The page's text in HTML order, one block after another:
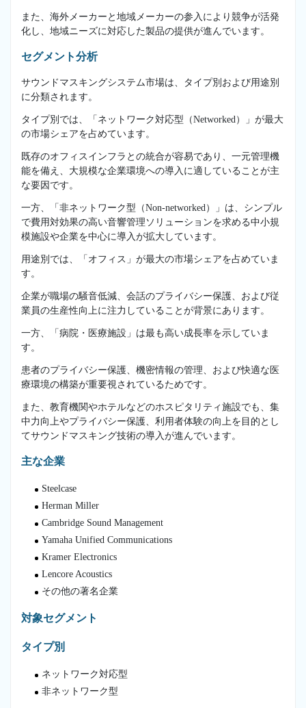
また、海外メーカーと地域メーカーの参入により競争が活発
化し、地域ニーズに対応した製品の提供が進んでいます。
セグメント分析
サウンドマスキングシステム市場は、タイプ別および用途別
に分類されます。
タイプ別では、「ネットワーク対応型（Networked）」が最大
の市場シェアを占めています。
既存のオフィスインフラとの統合が容易であり、一元管理機
能を備え、大規模な企業環境への導入に適していることが主
な要因です。
一方、「非ネットワーク型（Non-networked）」は、シンプル
で費用対効果の高い音響管理ソリューションを求める中小規
模施設や企業を中心に導入が拡大しています。
用途別では、「オフィス」が最大の市場シェアを占めていま
す。
企業が職場の騒音低減、会話のプライバシー保護、および従
業員の生産性向上に注力していることが背景にあります。
一方、「病院・医療施設」は最も高い成長率を示していま
す。
患者のプライバシー保護、機密情報の管理、および快適な医
療環境の構築が重要視されているためです。
また、教育機関やホテルなどのホスピタリティ施設でも、集
中力向上やプライバシー保護、利用者体験の向上を目的とし
てサウンドマスキング技術の導入が進んでいます。
主な企業
Steelcase
Herman Miller
Cambridge Sound Management
Yamaha Unified Communications
Kramer Electronics
Lencore Acoustics
その他の著名企業
対象セグメント
タイプ別
ネットワーク対応型
非ネットワーク型